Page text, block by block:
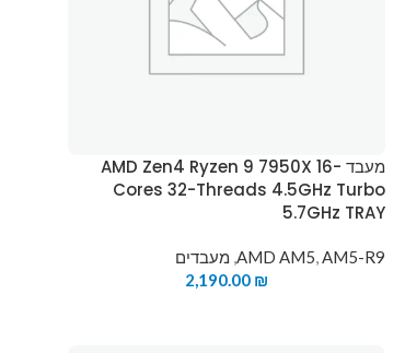
מעבד AMD Zen4 Ryzen 9 7950X 16-
Cores 32-Threads 4.5GHz Turbo
5.7GHz TRAY
AMD AM5,AM5-R9
, מעבדים
2,190.00 ₪